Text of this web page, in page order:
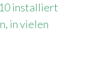
installiert
in vielen